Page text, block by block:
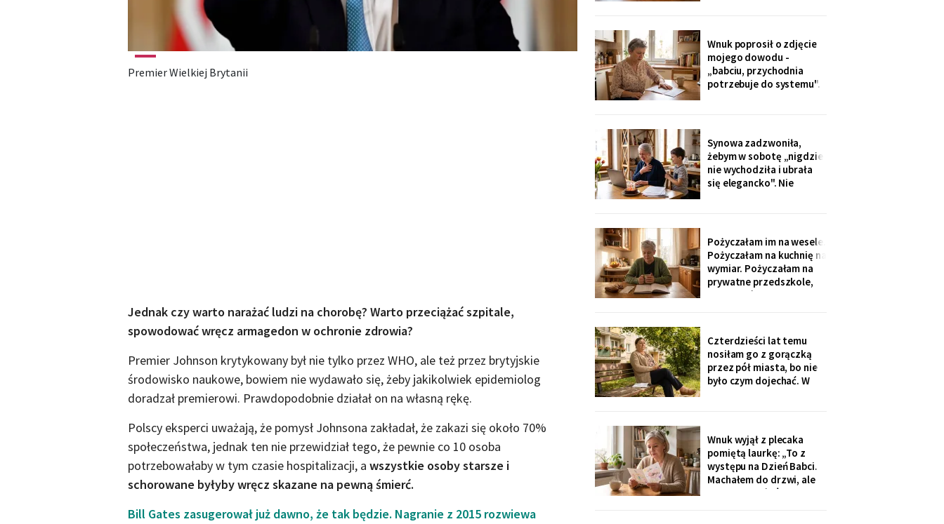
Premier Wielkiej Brytanii
Jednak czy warto narażać ludzi na chorobę? Warto przeciążać szpitale,
spowodować wręcz armagedon w ochronie zdrowia?
Premier Johnson krytykowany był nie tylko przez WHO, ale też przez brytyjskie
środowisko naukowe, bowiem nie wydawało się, żeby jakikolwiek epidemiolog
doradzał premierowi. Prawdopodobnie działał on na własną rękę.
Polscy eksperci uważają, że pomysł Johnsona zakładał, że zakazi się około 70%
społeczeństwa, jednak ten nie przewidział tego, że pewnie co 10 osoba
potrzebowałaby w tym czasie hospitalizacji, a wszystkie osoby starsze i
schorowane byłyby wręcz skazane na pewną śmierć.
Bill Gates zasugerował już dawno, że tak będzie. Nagranie z 2015 rozwiewa
dostałam jej różaniec, po
pogrzebie, z szuflady.
Siostra wyjaśniła: „Ty i
tak zawsze byłaś
ustawiona."
Wnuk poprosił o zdjęcie
mojego dowodu -
„babciu, przychodnia
potrzebuje do systemu".
tysiące, na moje dane.
Wnuk płakał, że odda.
Córka na to: „tylko
nigdzie nie zgłaszaj,
chcesz mu zniszczyć
Synowa zadzwoniła,
żebym w sobotę „nigdzie
nie wychodziła i ubrała
się elegancko". Nie
domu opieki. Przyjechali
z tortem i laptopem:
bilety do Rzymu na moje
siedemdziesiąte
urodziny
Pożyczałam im na wesele.
Pożyczałam na kuchnię na
wymiar. Pożyczałam na
prywatne przedszkole,
„bo Kubuś jest wrażliwy".
poprosiłam o pożyczkę -
na okulary progresywne -
i usłyszałam, że „trzeba
było sobie
Czterdzieści lat temu
nosiłam go z gorączką
przez pół miasta, bo nie
było czym dojechać. W
prześwietlenie biodra.
„Mamo, od tego jest
teraz taksówka dla
seniorów, zamów sobie".
Zamówiłam - kierowca
Wnuk wyjął z plecaka
pomiętą laurkę: „To z
występu na Dzień Babci.
Machałem do drzwi, ale
nie przyszłaś". Żadnego